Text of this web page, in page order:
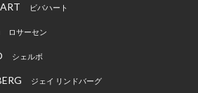
ビバハート
ロサーセン
シェルボ
ジェイ リンドバーグ